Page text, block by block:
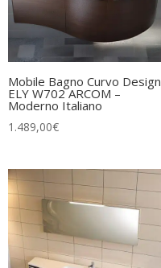
Mobile Bagno Curvo Design
ELY W702 ARCOM –
Moderno Italiano
1.489,00€